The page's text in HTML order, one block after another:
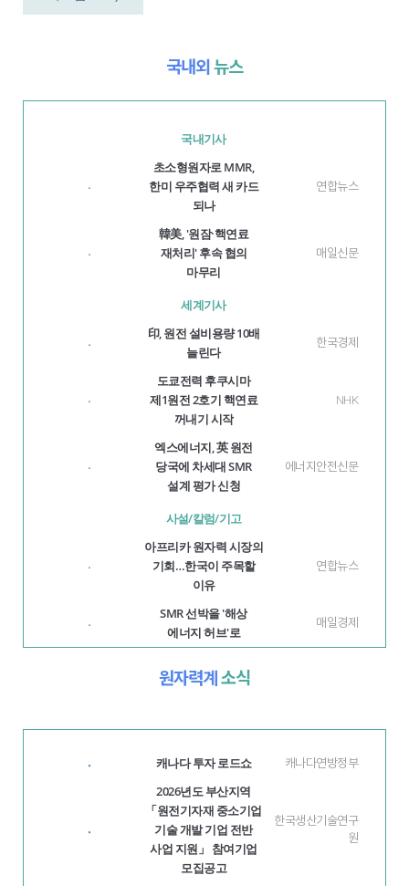
국내외 뉴스
국내기사
·
초소형원자로 MMR,
한미 우주협력 새 카드
되나
연합뉴스
·
韓美, '원잠·핵연료
재처리' 후속 협의
마무리
매일신문
세계기사
·
印, 원전 설비용량 10배
늘린다
한국경제
·
도쿄전력 후쿠시마
제1원전 2호기 핵연료
꺼내기 시작
NHK
·
엑스에너지, 英 원전
당국에 차세대 SMR
설계 평가 신청
에너지안전신문
사설/칼럼/기고
·
아프리카 원자력 시장의
기회…한국이 주목할
이유
연합뉴스
·
SMR 선박을 '해상
에너지 허브'로
매일경제
원자력계소식
· 캐나다 투자 로드쇼 캐나다연방정부
·
2026년도 부산지역
「원전기자재 중소기업
기술 개발 기업 전반
사업 지원」 참여기업
모집공고
한국생산기술연구
원